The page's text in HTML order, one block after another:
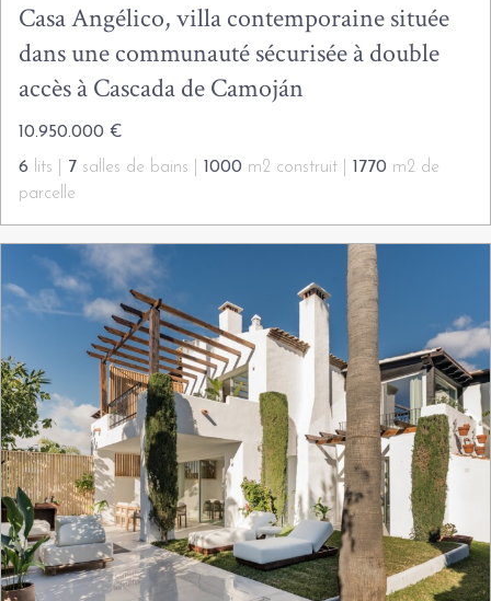
Casa Angélico, villa contemporaine située
dans une communauté sécurisée à double
accès à Cascada de Camoján
10.950.000 €
6 lits | 7 salles de bains | 1000 m2 construit | 1770 m2 de
parcelle